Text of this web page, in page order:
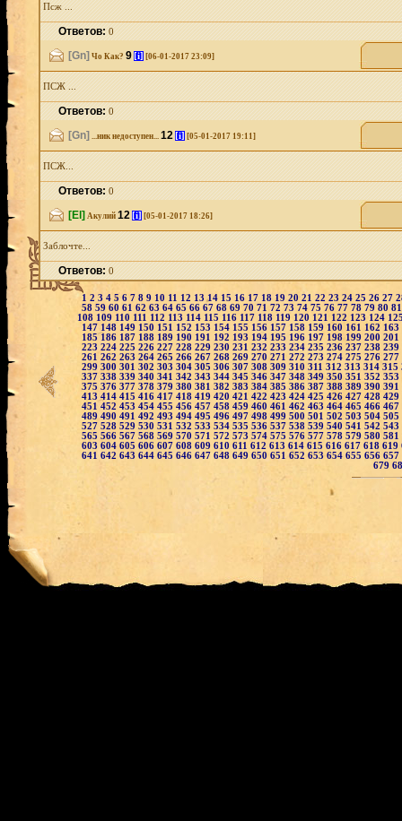
Псж ...
Ответов:0
[Gn] Чо Как? 9 [i] [06-01-2017 23:09]
ПСЖ ...
Ответов:0
[Gn] ...ник недоступен... 12 [i] [05-01-2017 19:11]
ПСЖ...
Ответов:0
[El] Акулий 12 [i] [05-01-2017 18:26]
Заблочте...
Ответов:0
1 2 3 4 5 6 7 8 9 10 11 12 1314 15 16 17 18 19 20 21 22 23 24 25 26 27
58 59 60 61 62 63 64 65 66 67 68 69 70 71 72 73 74 75 76 77 78 79 80
108 109 110 111 112 113 114 115 116 117 118 119 120 121 122 123 124
147 148 149 150 151 152 153 154 155 156 157 158 159 160 161 162 163
185 186 187 188 189 190 191 192 193 194 195 196 197 198 199 200 201
223 224 225 226 227 228 229 230 231 232 233 234 235 236 237 238 239
261 262 263 264 265 266 267 268 269 270 271 272 273 274 275 276 277
299 300 301 302 303 304 305 306 307 308 309 310 311 312 313 314 315
337 338 339 340 341 342 343 344 345 346 347 348 349 350 351 352 353
375 376 377 378 379 380 381 382 383 384 385 386 387 388 389 390 391
413 414 415 416 417 418 419 420 421 422 423 424 425 426 427 428 429
451 452 453 454 455 456 457 458 459 460 461 462 463 464 465 466 467
489 490 491 492 493 494 495 496 497 498 499 500 501 502 503 504 505
527 528 529 530 531 532 533 534 535 536 537 538 539 540 541 542 543
565 566 567 568 569 570 571 572 573 574 575 576 577 578 579 580 581
603 604 605 606 607 608 609 610 611 612 613 614 615 616 617 618 619
641 642 643 644 645 646 647 648 649 650 651 652 653 654 655 656 657
679